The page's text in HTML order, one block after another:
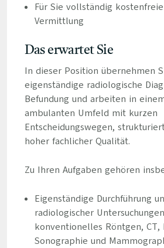
Für Sie vollständig
Vermittlung
Das erwartet Sie
In dieser Position übernehmen
eigenständige radiologische
Befundung und arbeiten in
ambulanten Umfeld mit kurzen
Entscheidungswegen,
hoher fachlicher Qualität.
Zu Ihren Aufgaben gehören
Eigenständige Durchführung
radiologischer
konventionelles Röntgen, CT,
Sonographie und